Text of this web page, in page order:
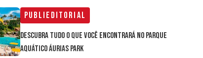
Publieditorial
Descubra tudo o que você encontrará no parque
aquático Áurias Park